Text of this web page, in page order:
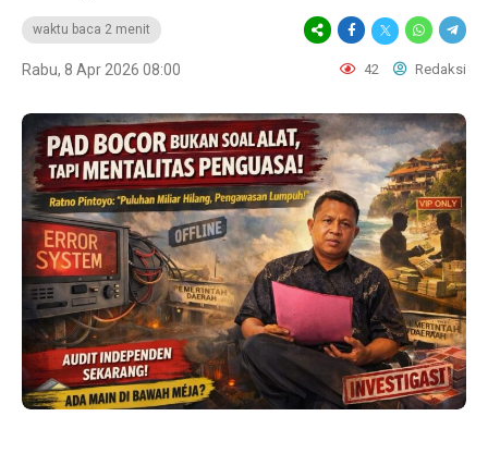
waktu baca 2 menit
Rabu, 8 Apr 2026 08:00 42 Redaksi